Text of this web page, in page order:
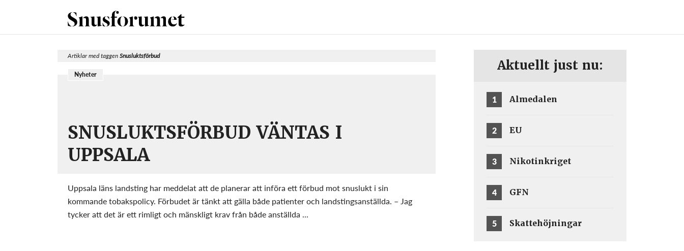
Artiklar med taggenSnusluktsförbud
Nyheter
SNUSLUKTSFÖRBUD VÄNTAS I
UPPSALA
Uppsala läns landsting har meddelat att de planerar att införa ett förbud mot snuslukt i sin
kommande tobakspolicy. Förbudet är tänkt att gälla både patienter och landstingsanställda. – Jag
tycker att det är ett rimligt och mänskligt krav från både anställda ...
Aktuellt just nu:
1 Almedalen
2 EU
3 Nikotinkriget
4 GFN
5 Skattehöjningar